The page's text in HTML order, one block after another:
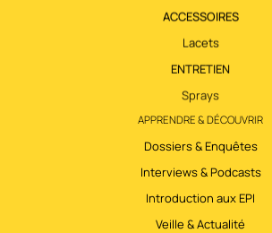
ACCESSOIRES
Lacets
ENTRETIEN
Sprays
APPRENDRE & DÉCOUVRIR
Dossiers & Enquêtes
Interviews & Podcasts
Introduction aux EPI
Veille & Actualité